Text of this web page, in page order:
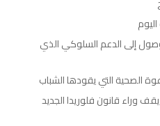
إلى الدعم السلوكي الذي
15 عامًا الذي يقف وراء قانون فلوريدا الجديد